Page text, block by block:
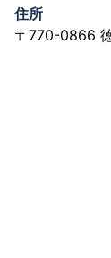
住所
〒770-0866